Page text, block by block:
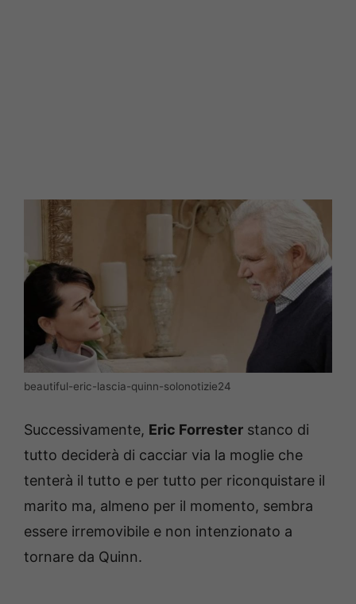
beautiful-eric-lascia-quinn-solonotizie24
Successivamente, Eric Forrester stanco di
tutto deciderà di cacciar via la moglie che
tenterà il tutto e per tutto per riconquistare il
marito ma, almeno per il momento, sembra
essere irremovibile e non intenzionato a
tornare da Quinn.